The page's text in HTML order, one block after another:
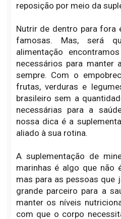
reposição por meio da
Nutrir de dentro para fora
famosas. Mas, será
alimentação
necessários para manter
sempre. Com o
frutas, verduras e
brasileiro sem a
necessárias para a
nossa dica é a
aliado à sua rotina.
A suplementação de
marinhas é algo que não
mas para as pessoas que
grande parceiro para a
manter os níveis
com que o corpo